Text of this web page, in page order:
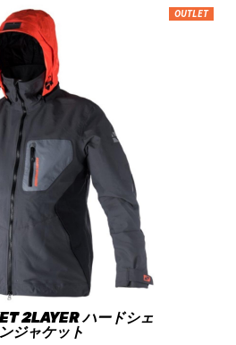
OUTLET
2LAYER ハードシェ
ジャケット